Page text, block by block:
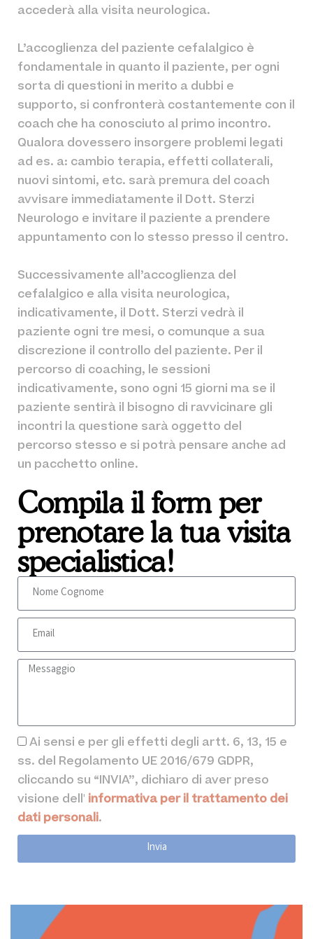
accederà alla visita neurologica.
L’accoglienza del paziente cefalalgico è
fondamentale in quanto il paziente, per ogni
sorta di questioni in merito a dubbi e
supporto, si confronterà costantemente con il
coach che ha conosciuto al primo incontro.
Qualora dovessero insorgere problemi legati
ad es. a: cambio terapia, effetti collaterali,
nuovi sintomi, etc. sarà premura del coach
avvisare immediatamente il Dott. Sterzi
Neurologo e invitare il paziente a prendere
appuntamento con lo stesso presso il centro.
Successivamente all’accoglienza del
cefalalgico e alla visita neurologica,
indicativamente, il Dott. Sterzi vedrà il
paziente ogni tre mesi, o comunque a sua
discrezione il controllo del paziente. Per il
percorso di coaching, le sessioni
indicativamente, sono ogni 15 giorni ma se il
paziente sentirà il bisogno di ravvicinare gli
incontri la questione sarà oggetto del
percorso stesso e si potrà pensare anche ad
un pacchetto online.
Compila il form per
prenotare la tua visita
specialistica!
Ai sensi e per gli effetti degli artt. 6, 13, 15 e
ss. del Regolamento UE 2016/679 GDPR,
cliccando su “INVIA”, dichiaro di aver preso
visione dell' informativa per il trattamento dei
dati personali.
Invia